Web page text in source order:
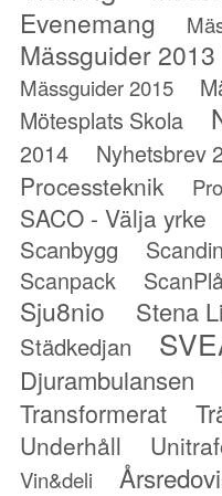
Evenemang
Mässguider 2013
Mässguider 2015
Mötesplats Skola
2014
Nyhetsbrev
Processteknik
SACO - Välja yrke
Scanbygg
Scanpack
Sju8nio Stena
Städkedjan
Djurambulansen
Transformerat
Underhåll
Vin&deli